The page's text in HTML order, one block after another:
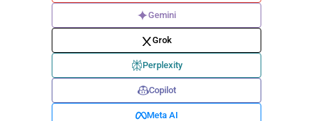
Gemini
Grok
Perplexity
Copilot
Meta AI